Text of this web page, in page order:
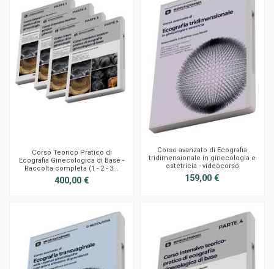
Corso Teorico Pratico di
Ecografia Ginecologica di Base -
Raccolta completa (1 - 2 - 3...
400,00 €
Corso avanzato di Ecografia
tridimensionale in ginecologia e
ostetricia - videocorso
159,00 €